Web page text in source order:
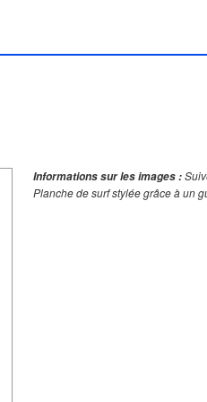
Informations sur les images :
Planche de surf stylée grâce à un